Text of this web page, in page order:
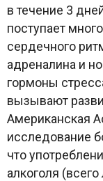
в течение 3
поступает
сердечного
адреналина и
гормоны
вызывают
Американская
исследование
что
алкоголя